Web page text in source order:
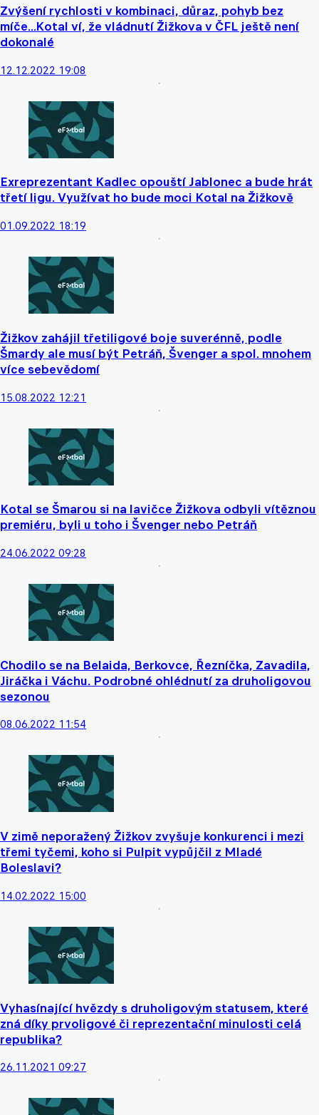
Zvýšení rychlosti v kombinaci, důraz, pohyb bez
míče...Kotal ví, že vládnutí Žižkova v ČFL ještě není
dokonalé
12.12.2022 19:08
Exreprezentant Kadlec opouští Jablonec a bude hrát
třetí ligu. Využívat ho bude moci Kotal na Žižkově
01.09.2022 18:19
Žižkov zahájil třetiligové boje suverénně, podle
Šmardy ale musí být Petráň, Švenger a spol. mnohem
více sebevědomí
15.08.2022 12:21
Kotal se Šmarou si na lavičce Žižkova odbyli vítěznou
premiéru, byli u toho i Švenger nebo Petráň
24.06.2022 09:28
Chodilo se na Belaida, Berkovce, Řezníčka, Zavadila,
Jiráčka i Váchu. Podrobné ohlédnutí za druholigovou
sezonou
08.06.2022 11:54
V zimě neporažený Žižkov zvyšuje konkurenci i mezi
třemi tyčemi, koho si Pulpit vypůjčil z Mladé
Boleslavi?
14.02.2022 15:00
Vyhasínající hvězdy s druholigovým statusem, které
zná díky prvoligové či reprezentační minulosti celá
republika?
26.11.2021 09:27